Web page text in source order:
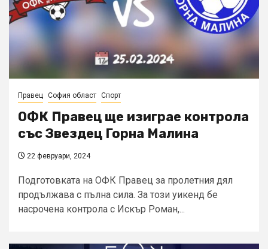
Правец София област Спорт
ОФК Правец ще изиграе контрола
със Звездец Горна Малина
22 февруари, 2024
Подготовката на ОФК Правец за пролетния дял
продължава с пълна сила. За този уикенд бе
насрочена контрола с Искър Роман,...